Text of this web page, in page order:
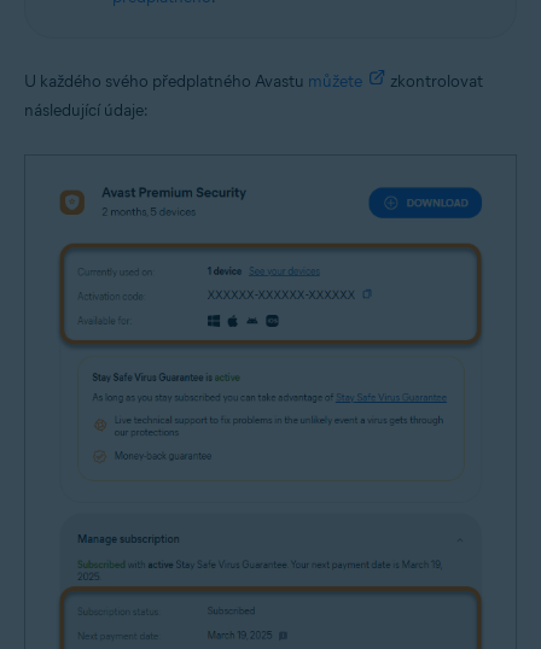
U každého svého předplatného Avastu můžete
zkontrolovat
následující údaje: